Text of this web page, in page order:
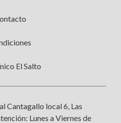
El Salto
Cantagallo local 6, Las
Lunes a Viernes de